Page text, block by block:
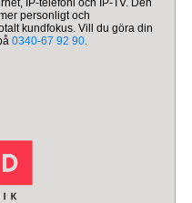
IP-telefoni och IP-TV. Den
personligt och
kundfokus. Vill du göra din
0340-67 92 90.